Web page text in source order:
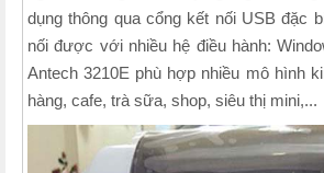
dụng thông qua cổng kết nối USB đặc
nối được với nhiều hệ điều hành:
Antech 3210E phù hợp nhiều mô hình
hàng, cafe, trà sữa, shop, siêu thị mini,...